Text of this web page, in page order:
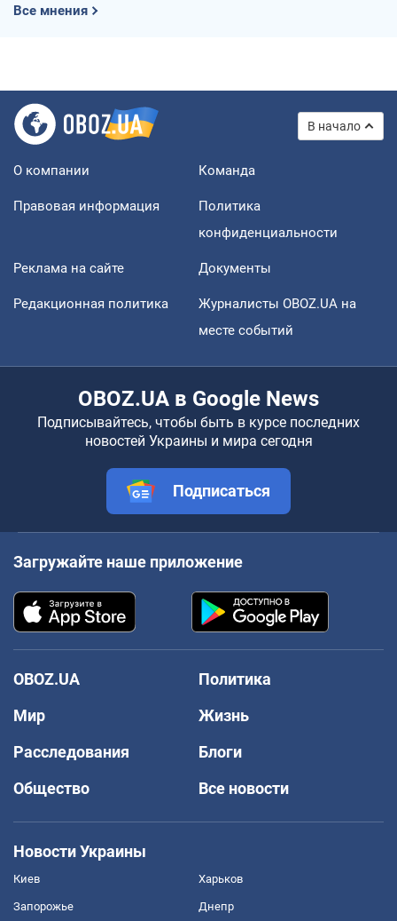
Все мнения
В начало
О компании Команда
Правовая информация
Политика
конфиденциальности
Реклама на сайте Документы
Редакционная политика
Журналисты OBOZ.UA на
месте событий
OBOZ.UA в Google News
Подписывайтесь, чтобы быть в курсе последних
новостей Украины и мира сегодня
Подписаться
Загружайте наше приложение
OBOZ.UA
Политика
Мир
Жизнь
Расследования
Блоги
Общество
Все новости
Новости Украины
Киев Харьков
Запорожье Днепр